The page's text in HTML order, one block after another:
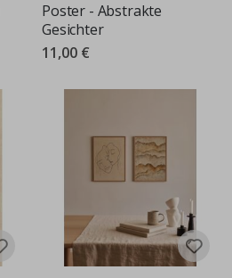
Poster - Abstrakte
Gesichter
11,00 €